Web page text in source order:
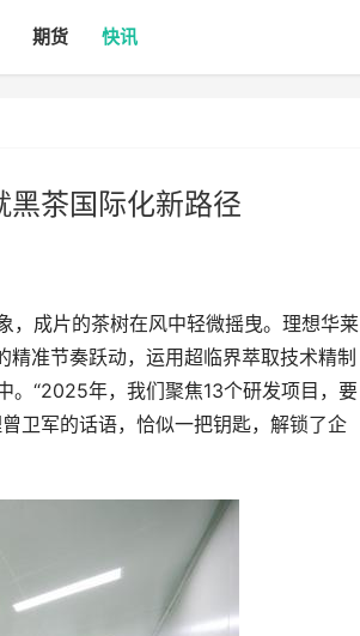
期货 快讯
茶国际化新路径
成片的茶树在风中轻微摇曳。理想华莱
准节奏跃动，运用超临界萃取技术精制
。“2025年，我们聚焦13个研发项目，要
卫军的话语，恰似一把钥匙，解锁了企